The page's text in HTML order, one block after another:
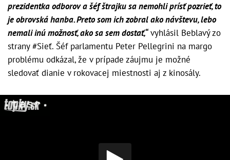
prezidentka odborov a šéf štrajku sa nemohli prísť pozrieť, to
je obrovská hanba. Preto som ich zobral ako návštevu, lebo
nemali inú možnosť, ako sa sem dostať,“vyhlásil Beblavý zo
strany #Sieť. Šéf parlamentu Peter Pellegrini na margo
problému odkázal, že v prípade záujmu je možné
sledovať dianie v rokovacej miestnosti aj z kinosály.